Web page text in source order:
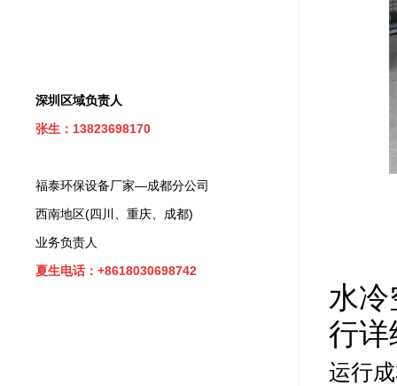
水
行详
运行
深圳区域负责人
张生：13823698170
福泰环保设备厂家—成都分公司
西南地区(四川、重庆、成都)
业务负责人
夏生电话：+8618030698742